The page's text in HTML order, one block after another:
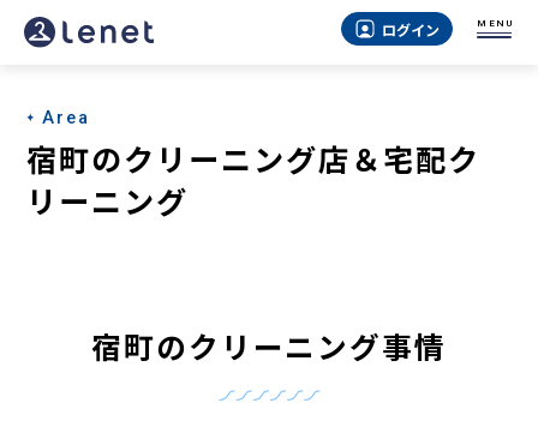
宿
の
ク
ログイン MENU
Area
宿町のクリーニング店＆宅配ク
リーニング
宿町のクリーニング事情